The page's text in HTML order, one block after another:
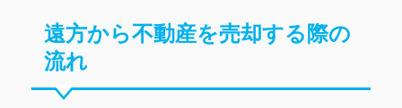
遠方から不動産を売却する際の
流れ